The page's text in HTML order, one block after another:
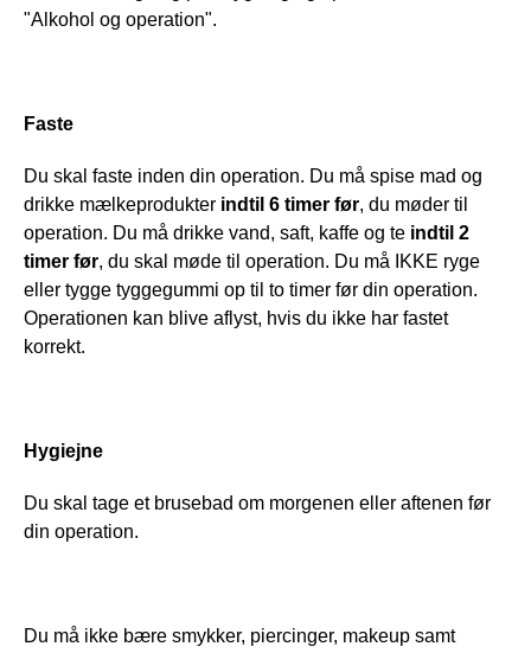
"Alkohol og operation".
Faste
Du skal faste inden din operation. Du må spise mad og
drikke mælkeprodukter indtil 6 timer før, du møder til
operation. Du må drikke vand, saft, kaffe og te indtil 2
timer før, du skal møde til operation. Du må IKKE ryge
eller tygge tyggegummi op til to timer før din operation.
Operationen kan blive aflyst, hvis du ikke har fastet
korrekt.
Hygiejne
Du skal tage et brusebad om morgenen eller aftenen før
din operation.
Du må ikke bære smykker, piercinger, makeup samt